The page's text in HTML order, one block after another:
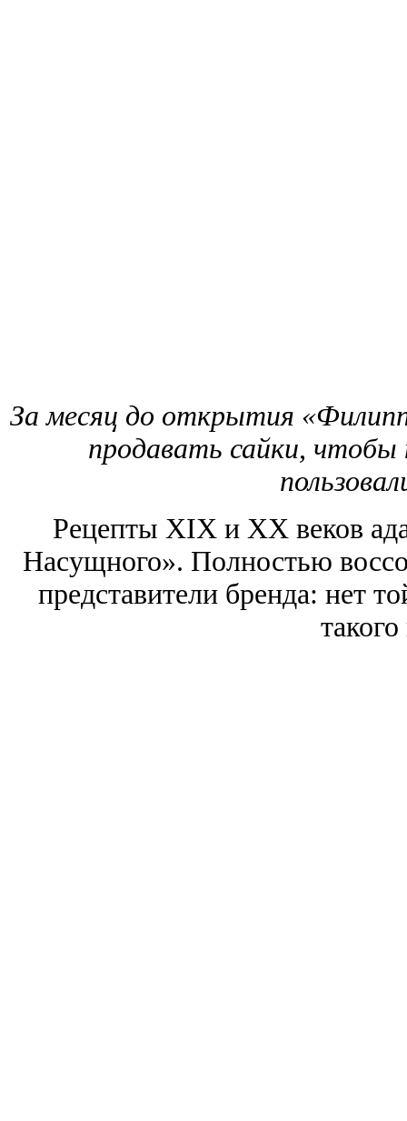
За месяц до открытия
продавать сайки,
Рецепты ХIХ и ХХ веков
Насущного». Полностью
представители бренда: нет